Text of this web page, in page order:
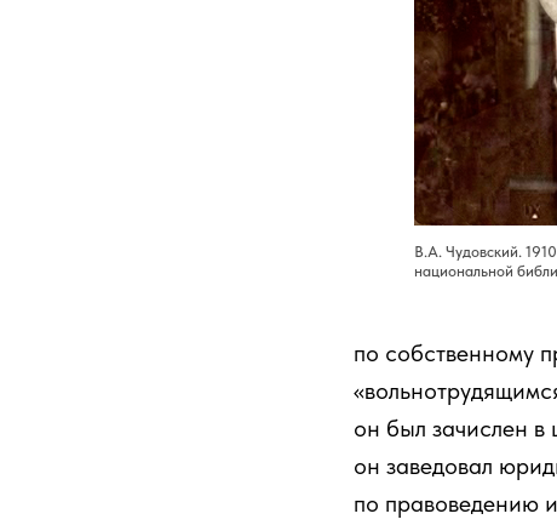
В.А. Чудовский.
национальной
по собственному
он был зачислен
он заведовал
по правоведению